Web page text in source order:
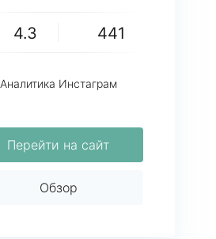
4.3 441
Аналитика Инстаграм
Перейти на сайт
Обзор